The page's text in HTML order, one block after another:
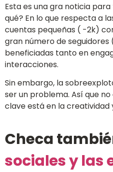
Esta es una gra noticia
qué? En lo que respecta a
cuentas pequeñas ( -2k)
gran número de seguidores
beneficiadas tanto en
interacciones.
Sin embargo, la
ser un problema. Así que no
clave está en la creatividad
Checa
sociales y las